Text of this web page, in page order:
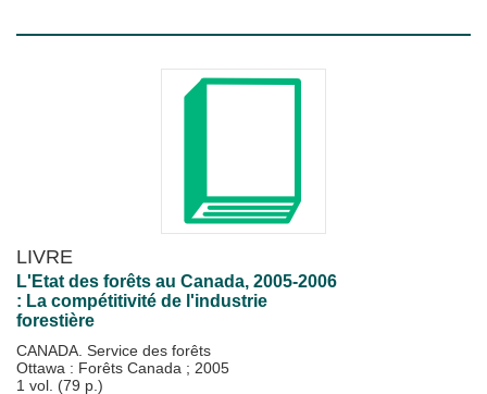
LIVRE
L'Etat des forêts au Canada, 2005-2006
: La compétitivité de l'industrie
forestière
CANADA. Service des forêts
Ottawa : Forêts Canada ; 2005
1 vol. (79 p.)